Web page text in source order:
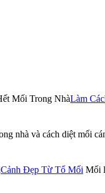
Làm
Cảnh Đẹp Từ Tổ Mối Mối